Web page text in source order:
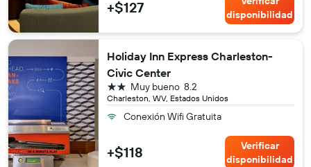
+$127
disponibilidad
Holiday Inn Express Charleston-
Civic Center
Charleston, WV, Estados Unidos
8.2
Muy bueno
2 estrellas
Conexión Wifi Gratuita
+$118
Verificar
disponibilidad